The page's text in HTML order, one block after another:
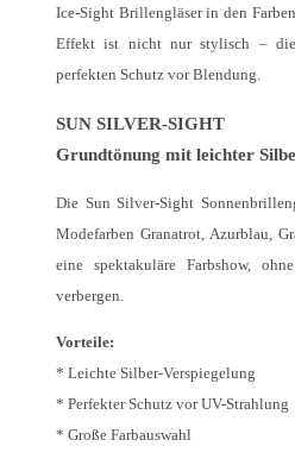
Ice-Sight Brillengläser in den
Effekt ist nicht nur stylisch –
perfekten Schutz vor Blendung.
SUN SILVER-SIGHT
Grundtönung mit leichter
Die Sun Silver-Sight
Modefarben Granatrot, Azurblau,
eine spektakuläre Farbshow,
verbergen.
Vorteile:
* Leichte Silber-Verspiegelung
* Perfekter Schutz vor UV-Strahlung
* Große Farbauswahl